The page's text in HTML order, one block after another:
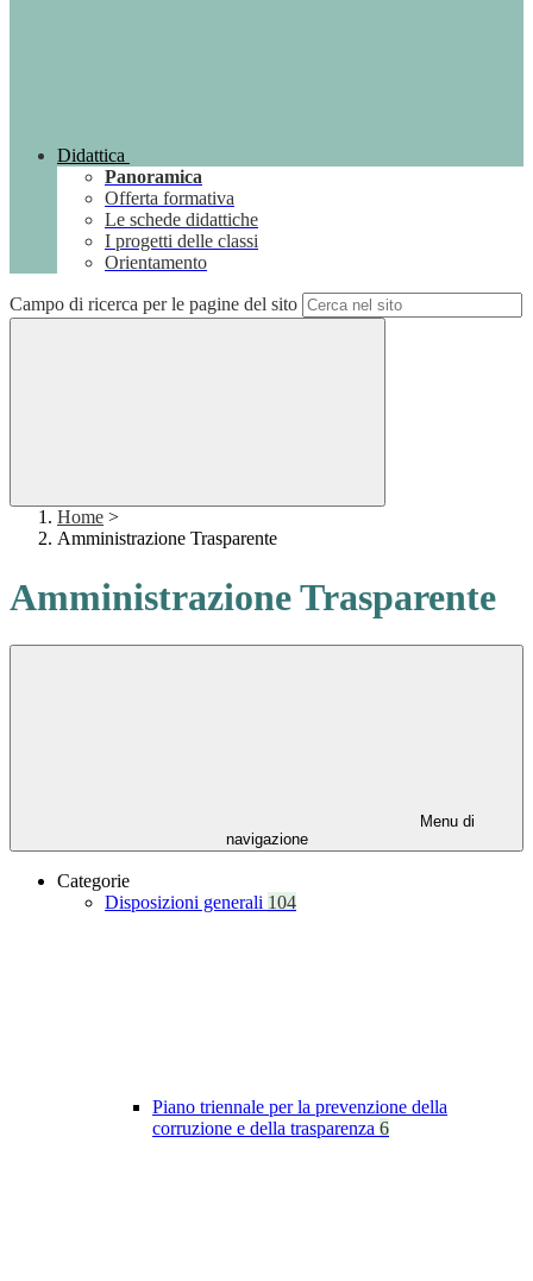
Didattica
Panoramica
Offerta formativa
Le schede didattiche
I progetti delle classi
Orientamento
Campo di ricerca per le pagine del sito
Home >
Amministrazione Trasparente
Amministrazione Trasparente
Menu di
navigazione
Categorie
Disposizioni generali 104
Piano triennale per la prevenzione della
corruzione e della trasparenza 6